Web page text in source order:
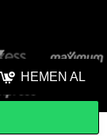
HEMEN AL